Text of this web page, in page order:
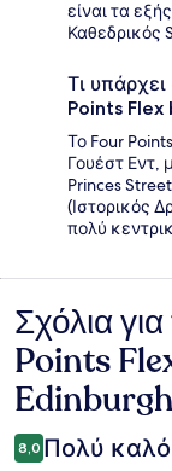
είναι τα
Καθεδρικός
Τι
Points Flex
Το Four
Γουέστ Εντ,
Princes
(Ιστορικός
πολύ
Σχόλια
Σχόλια
Points
Edinburgh
8,0 Πολύ καλό